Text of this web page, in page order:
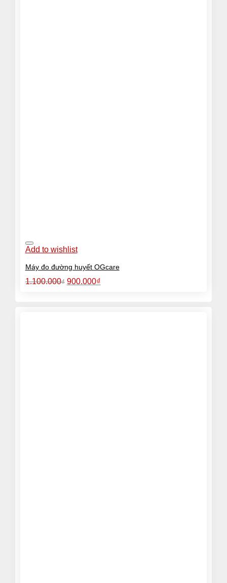
Add to wishlist
Máy đo đường huyết OGcare
1.100.000₫ Giá
gốc
900.000₫Giá
hiện